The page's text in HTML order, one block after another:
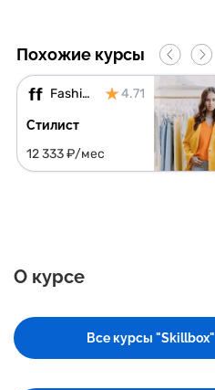
Похожие курсы
Fashion Factory 4.71
Стилист
12 333 ₽/мес
О курсе
Все курсы "Skillbox"